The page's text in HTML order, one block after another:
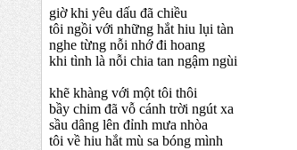
giờ khi yêu dấu đã chiều
tôi ngồi với những hắt hiu lụi tàn
nghe từng nỗi nhớ đi hoang
khi tình là nỗi chia tan ngậm ngùi
khẽ khàng với một tôi thôi
bầy chim đã vỗ cánh trời ngút xa
sầu dâng lên đỉnh mưa nhòa
tôi về hiu hắt mù sa bóng mình